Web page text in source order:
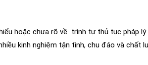
hoặc chưa rõ về trình tự thủ tục pháp
kinh nghiệm tận tình, chu đáo và